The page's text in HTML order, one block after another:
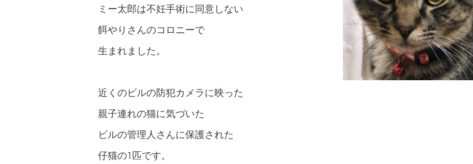
ミー太郎は不妊手術に同意しない
餌やりさんのコロニーで
生まれました。
近くのビルの防犯カメラに映った
親子連れの猫に気づいた
ビルの管理人さんに保護された
仔猫の1匹です。